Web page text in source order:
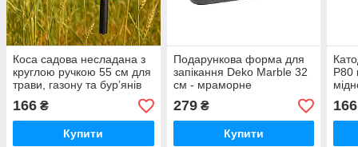
Коса садова несладана з
круглою ручкою 55 см для
трави, газону та бур’янів
166 ₴
Купити
Подарункова форма для
запікання Deko Marble 32
см - мраморне
антипригарне покриття,
вуглецева сталь.
279₴
Купити
P80
166